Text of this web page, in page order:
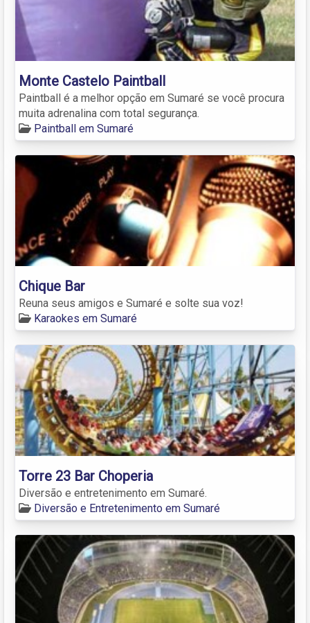
Monte Castelo Paintball
Paintball é a melhor opção em Sumaré se você procura
muita adrenalina com total segurança.
Paintball em Sumaré
Chique Bar
Reuna seus amigos e Sumaré e solte sua voz!
Karaokes em Sumaré
Torre 23 Bar Choperia
Diversão e entretenimento em Sumaré.
Diversão e Entretenimento em Sumaré